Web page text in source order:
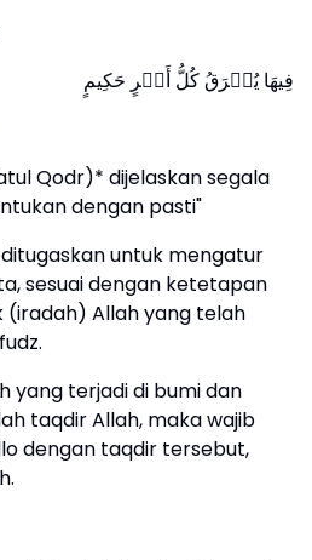
فِیهَا یُفۡرَقُ كُلُّ أَمۡرٍ حَكِیمٍ
Qodr)* dijelaskan segala
dengan pasti"
untuk mengatur
sesuai dengan ketetapan
Allah yang telah
yang terjadi di bumi dan
taqdir Allah, maka wajib
dengan taqdir tersebut,